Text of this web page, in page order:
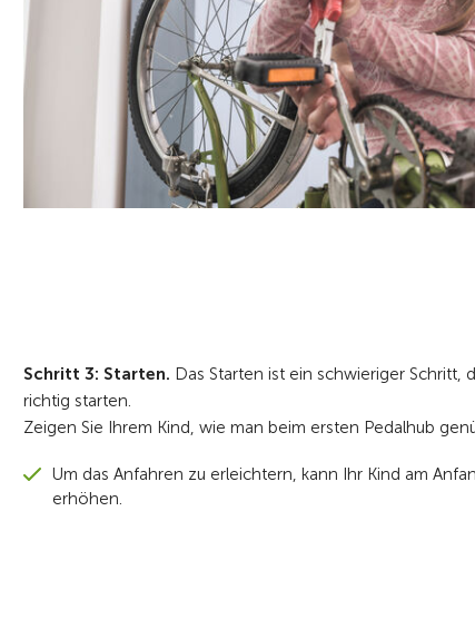
Schritt 3: Starten. Das Starten ist ein schwieriger
richtig starten.
Zeigen Sie Ihrem Kind, wie man beim ersten Pedalhub
Um das Anfahren zu erleichtern, kann Ihr Kind am
erhöhen.